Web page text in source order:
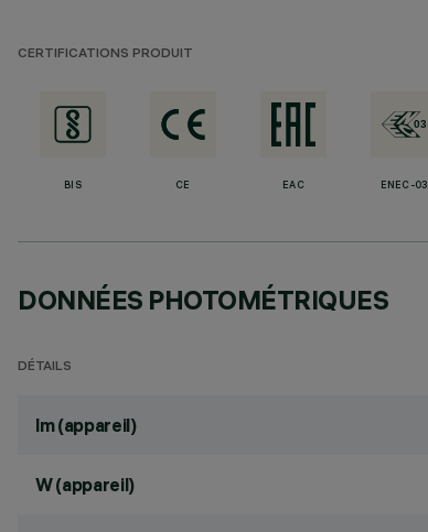
CERTIFICATIONS PRODUIT
BIS CE EAC ENEC-03
DONNÉES PHOTOMÉTRIQUES
DÉTAILS
lm (appareil)
W (appareil)